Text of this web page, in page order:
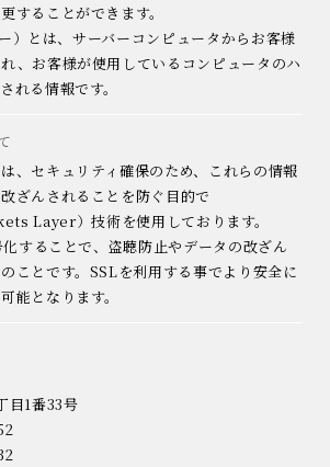
することができます。
とは、サーバーコンピュータからお客様
、お客様が使用しているコンピュータのハ
れる情報です。
、セキュリティ確保のため、これらの情報
ざんされることを防ぐ目的で
Layer）技術を使用しております。
することで、盗聴防止やデータの改ざん
ことです。SSLを利用する事でより安全に
能となります。
目1番33号